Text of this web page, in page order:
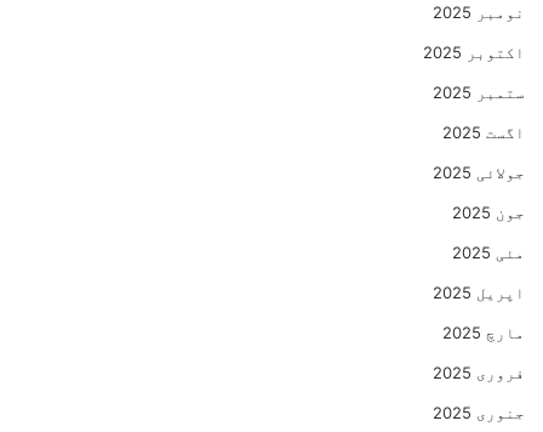
نومبر 2025
اکتوبر 2025
ستمبر 2025
اگست 2025
جولائی 2025
جون 2025
مئی 2025
اپریل 2025
مارچ 2025
فروری 2025
جنوری 2025